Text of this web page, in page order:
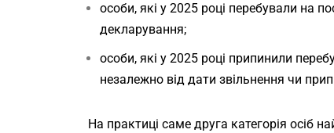
особи, які у 2025 році перебували на
декларування;
особи, які у 2025 році припинили
незалежно від дати звільнення чи
На практиці саме друга категорія осіб